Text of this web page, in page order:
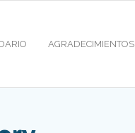
AGRADECIMIENTOS